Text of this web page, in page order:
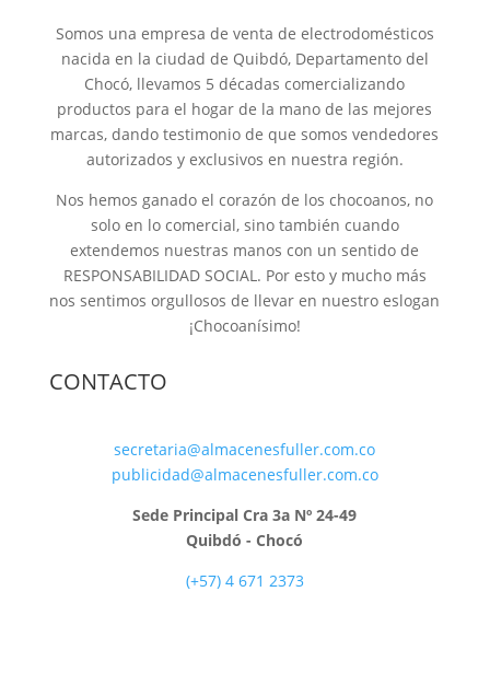
Somos una empresa de venta de electrodomésticos
nacida en la ciudad de Quibdó, Departamento del
Chocó, llevamos 5 décadas comercializando
productos para el hogar de la mano de las mejores
marcas, dando testimonio de que somos vendedores
autorizados y exclusivos en nuestra región.
Nos hemos ganado el corazón de los chocoanos, no
solo en lo comercial, sino también cuando
extendemos nuestras manos con un sentido de
RESPONSABILIDAD SOCIAL. Por esto y mucho más
nos sentimos orgullosos de llevar en nuestro eslogan
¡Chocoanísimo!
CONTACTO
secretaria@almacenesfuller.com.co
publicidad@almacenesfuller.com.co
Sede Principal Cra 3a Nº 24-49
Quibdó - Chocó
(+57) 4 671 2373